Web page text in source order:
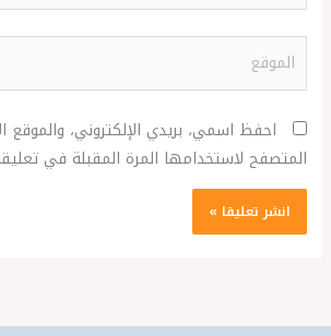
الموقع
احفظ اسمي، بريدي الإلكتروني، والموقع
المتصفح لاستخدامها المرة المقبلة في